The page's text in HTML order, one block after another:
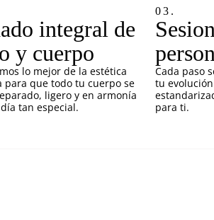
integral de
y cuerpo
lo mejor de la estética
para que todo tu cuerpo se
ligero y en armonía
tan especial.
03.
Cada paso
tu
para ti.